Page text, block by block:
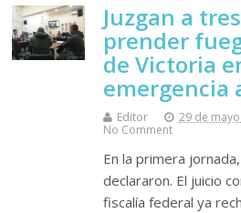
Juzgan a
prender
de Victoria
emergencia
Editor 29 de
No Comment
En la primera
declararon. El juicio
fiscalía federal ya